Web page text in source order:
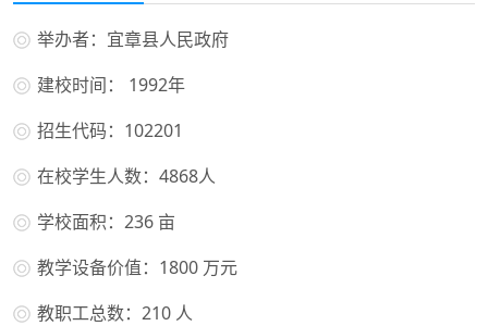
举办者：宜章县人民政府
建校时间： 1992年
招生代码：102201
在校学生人数：4868人
学校面积：236 亩
教学设备价值：1800 万元
教职工总数：210 人